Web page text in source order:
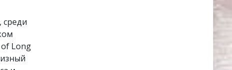
среди
Long